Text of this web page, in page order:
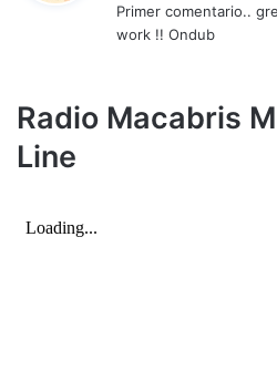
z
Primer comentario..
work !! Ondub
Radio Macabris
Line